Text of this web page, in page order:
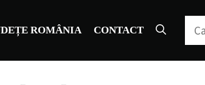
ROMÂNIA CONTACT Caută